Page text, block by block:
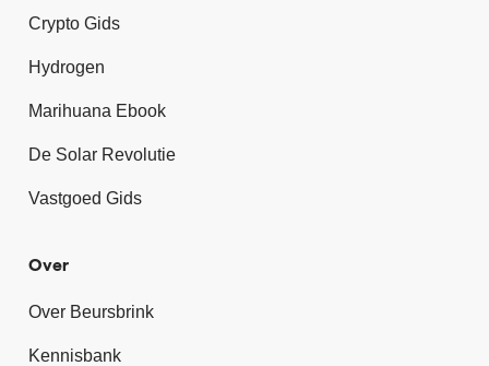
Crypto Gids
Hydrogen
Marihuana Ebook
De Solar Revolutie
Vastgoed Gids
Over
Over Beursbrink
Kennisbank